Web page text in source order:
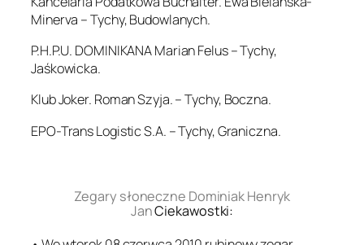
Minerva – Tychy, Budowlanych.
P.H.P.U. DOMINIKANA Marian Felus – Tychy,
Jaśkowicka.
Klub Joker. Roman Szyja. – Tychy, Boczna.
EPO-Trans Logistic S.A. – Tychy, Graniczna.
Zegary słoneczne Dominiak Henryk
JanCiekawostki: